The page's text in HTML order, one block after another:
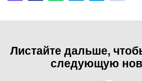
Листайте дальше,
следующую